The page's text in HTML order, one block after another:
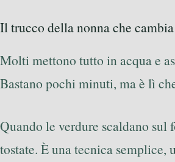
Il trucco della nonna che
Molti mettono tutto in acqua e
Bastano pochi minuti, ma è lì
Quando le verdure scaldano
tostate. È una tecnica semplice,